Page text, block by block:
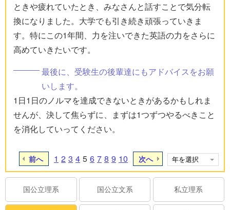
ときや疲れていたとき、みなさんと話すことで気分転
換になりました。大学でも引き続き頑張っていきま
す。特にこの1年間、力を注いできた英語の力をさらに
高めていきたいです。
最後に、受験生の後輩達にもアドバイスをお願
いします。
1日1日のノルマを達成できないときがあるかもしれま
せんが、決して焦らずに、まずは1つずつやるべきこと
を消化していってください。
前へ 1 2 3 4 5 6 7 8 9 10 次へ
国公立理系 国公立文系 私立理系